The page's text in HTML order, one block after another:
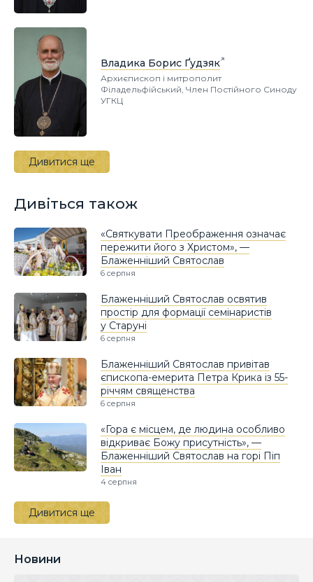
Владика Борис Ґудзяк
Архиєпископ і митрополит
Філадельфійський, Член Постійного Синоду
УГКЦ
Дивитися ще
Дивіться також
«Святкувати Преображення означає
пережити його з Христом», —
Блаженніший Святослав
6 серпня
Блаженніший Святослав освятив
простір для формації семінаристів
у Старуні
6 серпня
Блаженніший Святослав привітав
єпископа-емерита Петра Крика із 55-
річчям священства
6 серпня
«Гора є місцем, де людина особливо
відкриває Божу присутність», —
Блаженніший Святослав на горі Піп
Іван
4 серпня
Дивитися ще
Новини